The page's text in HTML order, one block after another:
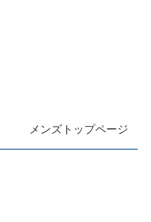
メンズトップページ